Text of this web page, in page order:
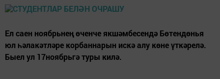
Ел саен ноябрьнең өченче якшәмбесендә Бөтендөнья
юл һәлакәтләре корбаннарын искә алу көне үткәрелә.
Быел ул 17ноябрьгә туры килә.